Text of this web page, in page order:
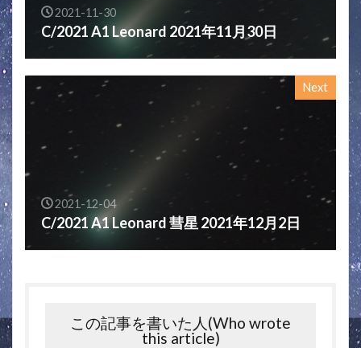
2021-11-30
C/2021 A1 Leonard 2021年11月30日
Next
2021-12-04
C/2021 A1 Leonard 彗星 2021年12月2日
この記事を書いた人(Who wrote
this article)